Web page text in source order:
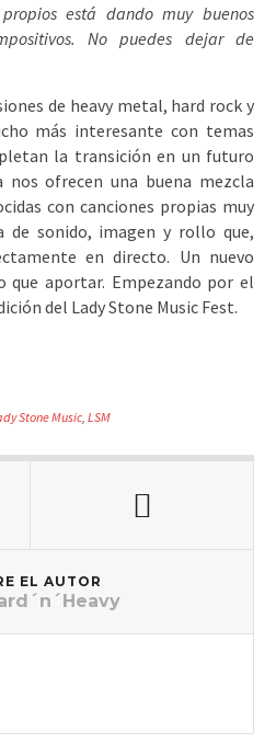
está dando muy buenos
No puedes dejar de
de heavy metal, hard rock y
más interesante con temas
la transición en un futuro
ofrecen una buena mezcla
con canciones propias muy
de sonido, imagen y rollo que,
en directo. Un nuevo
que aportar. Empezando por el
del Lady Stone Music Fest.
Stone Music, LSM
EL AUTOR